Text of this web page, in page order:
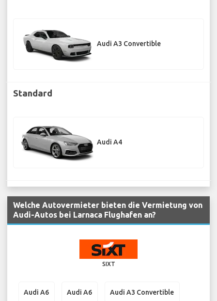
Audi A3 Convertible
Standard
Audi A4
Welche Autovermieter bieten die Vermietung von
Audi-Autos bei Larnaca Flughafen an?
SIXT
Audi A6 Audi A6 Audi A3 Convertible